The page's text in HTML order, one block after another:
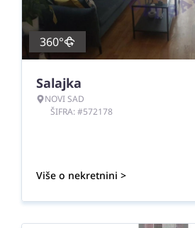
360°
Salajka
NOVI SAD
ŠIFRA: #572178
Više o nekretnini >